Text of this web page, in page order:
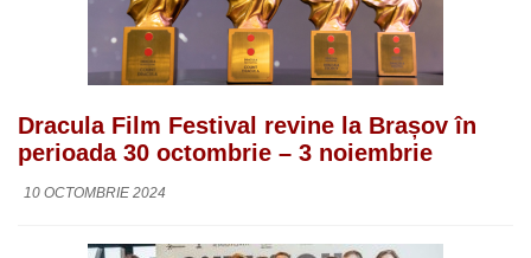
Dracula Film Festival revine la Brașov în
perioada 30 octombrie – 3 noiembrie
10 OCTOMBRIE 2024